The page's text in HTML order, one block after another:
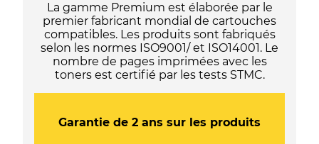
ours
polaire)
-
Noire
La gamme Premium est élaborée par le
premier fabricant mondial de cartouches
compatibles. Les produits sont fabriqués
selon les normes ISO9001/ et ISO14001. Le
nombre de pages imprimées avec les
toners est certifié par les tests STMC.
Garantie de 2 ans sur les produits